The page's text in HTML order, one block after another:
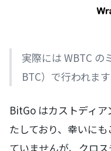
実際には WBTC の
BTC）で行われます
BitGo はカストディ
たしており、幸いに
ていませんが、クロ